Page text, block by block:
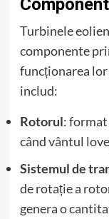
Turbinele
componente
funcționarea
includ:
Rotorul: format
când vântul
Sistemul de
de rotație a
genera o